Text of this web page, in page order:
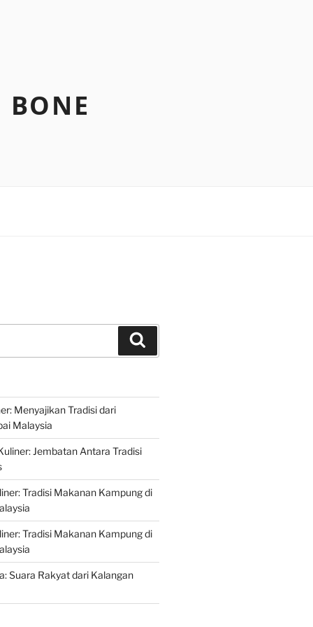
BONE
Menyajikan Tradisi dari
Malaysia
Jembatan Antara Tradisi
Tradisi Makanan Kampung di
Tradisi Makanan Kampung di
Suara Rakyat dari Kalangan